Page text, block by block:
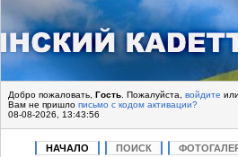
Добро пожаловать, Гость . Пожалуйста, войдите или
Вам не пришло письмо с кодом активации?
08-08-2026, 13:43:56
НАЧАЛО ПОИСК